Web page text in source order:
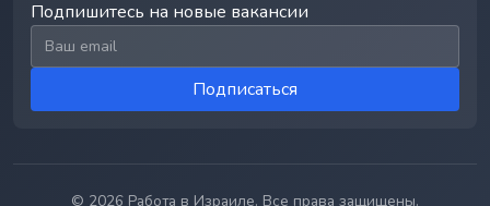
Подпишитесь на новые вакансии
Email для подписки
Подписаться
© 2026 Работа в Израиле. Все права защищены.